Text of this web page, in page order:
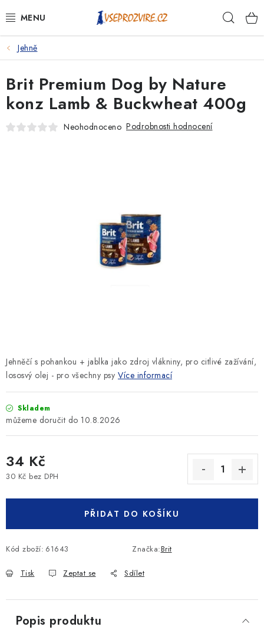
na
PSI
KOČKY
KONĚ
KRÁLÍCI/HLODAVCI/PTÁCI
Jehně
Jehněčí s pohankou + jablka jako zdroj vlákniny, pro citlivé zažívání,
lososvý olej - pro všechny psy Více informací
Skladem
10.8.2026
34 Kč
30 Kč bez DPH
PŘIDAT DO KOŠÍKU
Kód zboží: 61643 Značka:Brit
Tisk Zeptat se Sdílet
Brit Premium Dog by Nature
konz Lamb & Buckwheat 400g
Neohodnoceno Podrobnosti hodnocení
Popis produktu